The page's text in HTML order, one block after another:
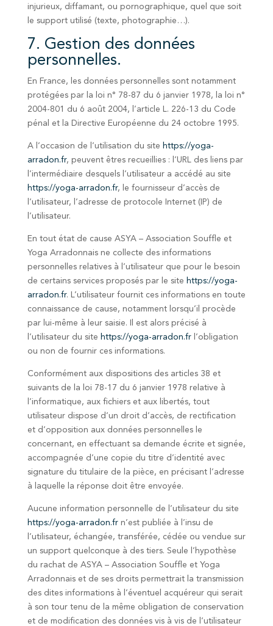
injurieux, diffamant, ou pornographique, quel que soit
le support utilisé (texte, photographie…).
7. Gestion des données
personnelles.
En France, les données personnelles sont notamment
protégées par la loi n° 78-87 du 6 janvier 1978, la loi n°
2004-801 du 6 août 2004, l’article L. 226-13 du Code
pénal et la Directive Européenne du 24 octobre 1995.
A l’occasion de l’utilisation du site https://yoga-
arradon.fr, peuvent êtres recueillies : l’URL des liens par
l’intermédiaire desquels l’utilisateur a accédé au site
https://yoga-arradon.fr, le fournisseur d’accès de
l’utilisateur, l’adresse de protocole Internet (IP) de
l’utilisateur.
En tout état de cause ASYA – Association Souffle et
Yoga Arradonnais ne collecte des informations
personnelles relatives à l’utilisateur que pour le besoin
de certains services proposés par le site https://yoga-
arradon.fr. L’utilisateur fournit ces informations en toute
connaissance de cause, notamment lorsqu’il procède
par lui-même à leur saisie. Il est alors précisé à
l’utilisateur du site https://yoga-arradon.frl’obligation
ou non de fournir ces informations.
Conformément aux dispositions des articles 38 et
suivants de la loi 78-17 du 6 janvier 1978 relative à
l’informatique, aux fichiers et aux libertés, tout
utilisateur dispose d’un droit d’accès, de rectification
et d’opposition aux données personnelles le
concernant, en effectuant sa demande écrite et signée,
accompagnée d’une copie du titre d’identité avec
signature du titulaire de la pièce, en précisant l’adresse
à laquelle la réponse doit être envoyée.
Aucune information personnelle de l’utilisateur du site
https://yoga-arradon.frn’est publiée à l’insu de
l’utilisateur, échangée, transférée, cédée ou vendue sur
un support quelconque à des tiers. Seule l’hypothèse
du rachat de ASYA – Association Souffle et Yoga
Arradonnais et de ses droits permettrait la transmission
des dites informations à l’éventuel acquéreur qui serait
à son tour tenu de la même obligation de conservation
et de modification des données vis à vis de l’utilisateur